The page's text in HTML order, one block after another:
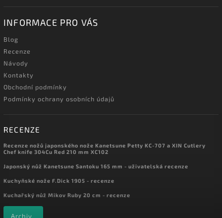
INFORMACE PRO VÁS
Blog
Recenze
Návody
Kontakty
Obchodní podmínky
Podmínky ochrany osobních údajů
RECENZE
Recenze nožů japonského nože Kanetsune Petty KC-707 a XIN Cutlery
Chef knife 304Cu Red 210 mm XC102
Japonský nůž Kanetsune Santoku 165 mm - uživatelská recenze
Kuchyňské nože F.Dick 1905 - recenze
Kuchařský nůž Mikov Ruby 20 cm - recenze
Archiv